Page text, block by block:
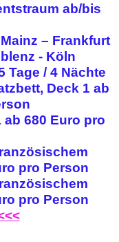
ab/bis
– Frankfurt
- Köln
Tage / 4 Nächte
Deck 1 ab
680 Euro pro
pro Person
pro Person